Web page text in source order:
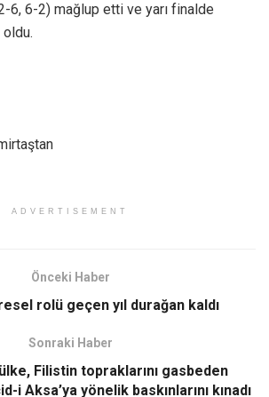
6, 6-2) mağlup etti ve yarı finalde
oldu.
ADVERTISEMENT
Önceki Haber
rolü geçen yıl durağan kaldı
Sonraki Haber
Filistin topraklarını gasbeden
Aksa’ya yönelik baskınlarını kınadı